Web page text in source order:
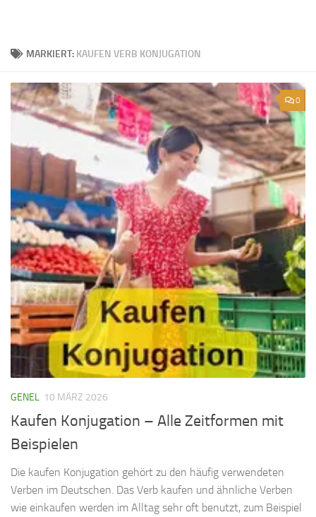
MARKIERT: KAUFEN VERB KONJUGATION
0
GENEL 10 MÄRZ 2026
Kaufen Konjugation – Alle Zeitformen mit
Beispielen
Die kaufen Konjugation gehört zu den häufig verwendeten
Verben im Deutschen. Das Verb kaufen und ähnliche Verben
wie einkaufen werden im Alltag sehr oft benutzt, zum Beispiel